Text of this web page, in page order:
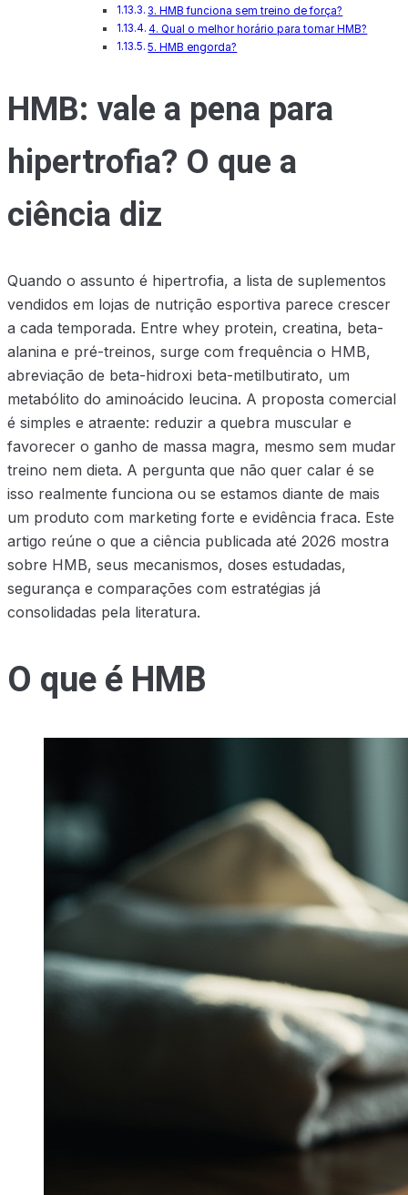
3. HMB funciona sem treino de força?
4. Qual o melhor horário para tomar HMB?
5. HMB engorda?
HMB: vale a pena para
hipertrofia? O que a
ciência diz
Quando o assunto é hipertrofia, a lista de suplementos
vendidos em lojas de nutrição esportiva parece crescer
a cada temporada. Entre whey protein, creatina, beta-
alanina e pré-treinos, surge com frequência o HMB,
abreviação de beta-hidroxi beta-metilbutirato, um
metabólito do aminoácido leucina. A proposta comercial
é simples e atraente: reduzir a quebra muscular e
favorecer o ganho de massa magra, mesmo sem mudar
treino nem dieta. A pergunta que não quer calar é se
isso realmente funciona ou se estamos diante de mais
um produto com marketing forte e evidência fraca. Este
artigo reúne o que a ciência publicada até 2026 mostra
sobre HMB, seus mecanismos, doses estudadas,
segurança e comparações com estratégias já
consolidadas pela literatura.
O que é HMB